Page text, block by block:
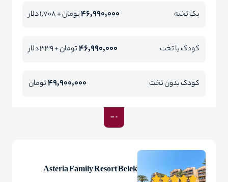
یک تخته 46,990,000تومان + 1,708 دلار
کودک با تخت 46,990,000تومان + 339 دلار
کودک بدون تخت 49,900,000تومان
Asteria Family Resort Belek